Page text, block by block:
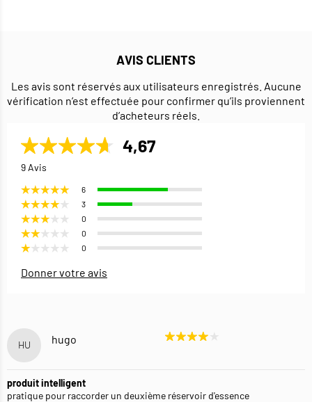
AVIS CLIENTS
Les avis sont réservés aux utilisateurs enregistrés. Aucune
vérification n’est effectuée pour confirmer qu’ils proviennent
d’acheteurs réels.
4,67
9 Avis
6
3
0
0
0
Donner votre avis
HU hugo
produit intelligent
pratique pour raccorder un deuxième réservoir d'essence